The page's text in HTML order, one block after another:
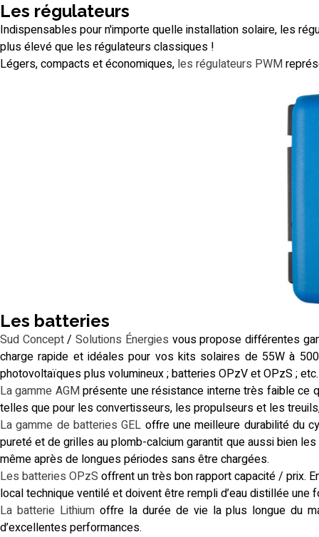
Les régulateurs
Indispensables pour n'importe quelle installation solaire, les
plus élevé que les régulateurs classiques !
Légers, compacts et économiques, les régulateurs PWM
Les batteries
Sud Concept/Solutions Énergies vous propose différentes
charge rapide et idéales pour vos kits solaires de 55W à
photovoltaïques plus volumineux ; batteries OPzV et OPzS ; etc.
La gamme AGMprésente une résistance interne très faible ce
telles que pour les convertisseurs, les propulseurs et les
La gamme de batteries GEL offre une meilleure durabilité du
pureté et de grilles au plomb-calcium garantit que aussi bien
même après de longues périodes sans être chargées.
Les batteries OPzS offrent un très bon rapport capacité / prix.
local technique ventilé et doivent être rempli d’eau distillée une
La batterie Lithiumoffre la durée de vie la plus longue du
d’excellentes performances.